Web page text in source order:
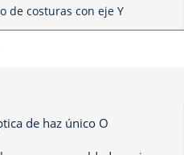
de costuras con eje Y
de haz único O